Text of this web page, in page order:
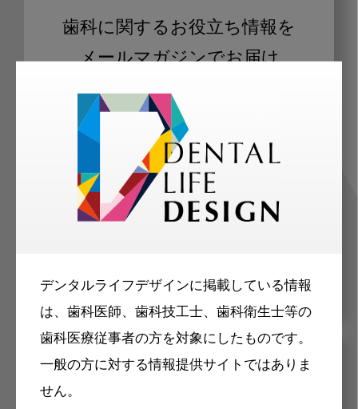
デンタルライフデザインに掲載している情報
は、歯科医師、歯科技工士、歯科衛生士等の
歯科医療従事者の方を対象にしたものです。
一般の方に対する情報提供サイトではありま
せん。
歯科に関するお役立ち情報を
メールマガジンでお届け
ご登録いただいた職種（歯科医師、歯
科衛生士、歯科技工士）に合わせた内
容のメールマガジンをお届けします。
メリット